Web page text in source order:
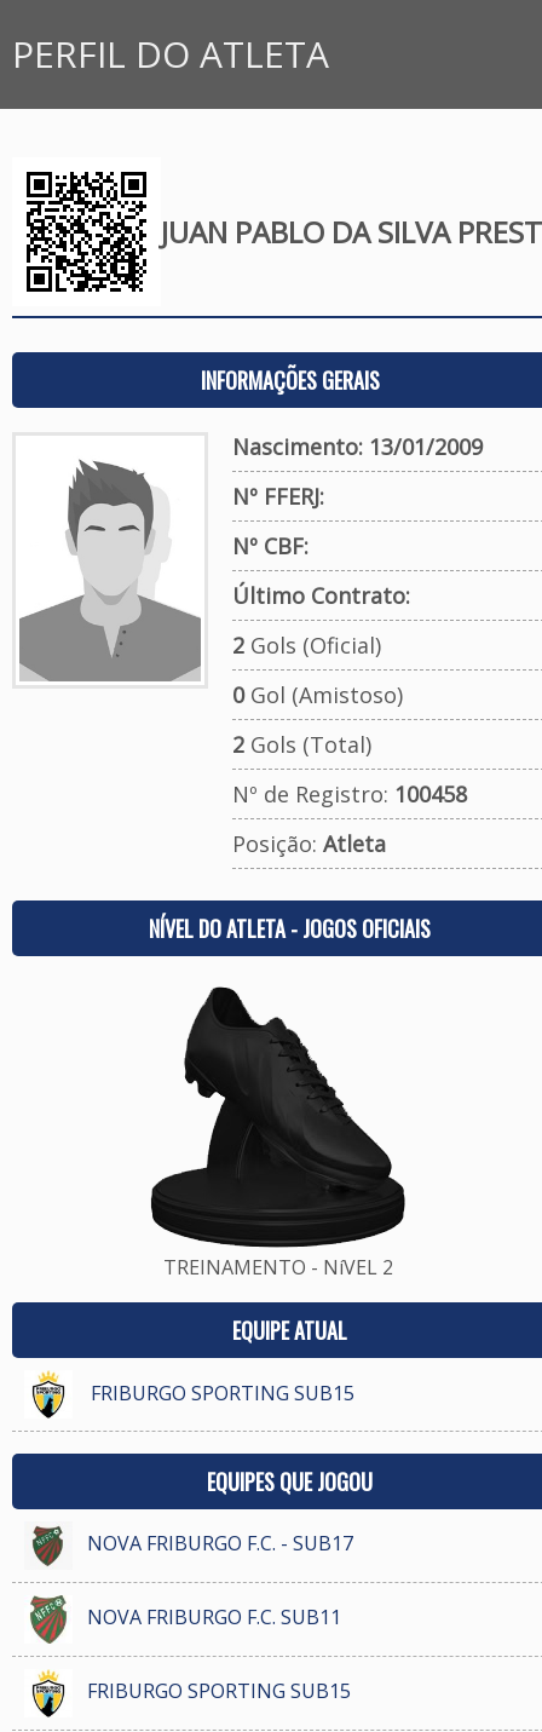
PERFIL DO ATLETA
JUAN PABLO DA SILVA
INFORMAÇÕES GERAIS
Nascimento: 13/01/2009
Nº FFERJ:
Nº CBF:
Último Contrato:
2Gols (Oficial)
0Gol (Amistoso)
2Gols (Total)
Nº de Registro: 100458
Posição: Atleta
NÍVEL DO ATLETA - JOGOS OFICIAIS
TREINAMENTO - NíVEL 2
EQUIPE ATUAL
FRIBURGO SPORTING SUB15
EQUIPES QUE JOGOU
NOVA FRIBURGO F.C. - SUB17
NOVA FRIBURGO F.C. SUB11
FRIBURGO SPORTING SUB15